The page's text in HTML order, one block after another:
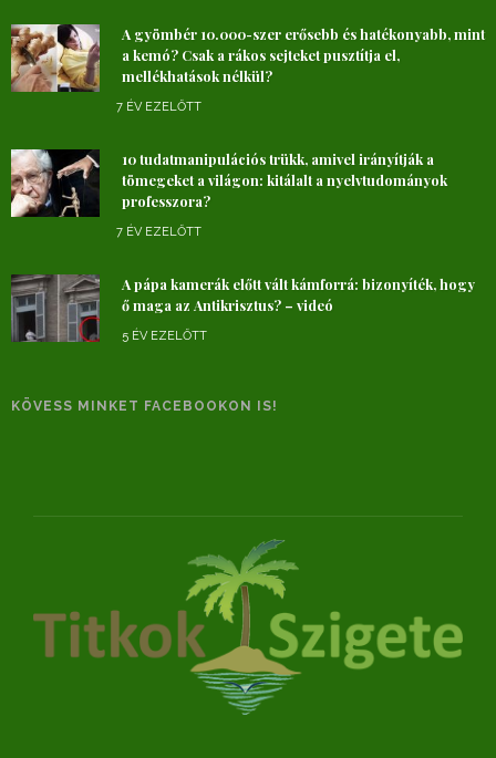
A gyömbér 10.000-szer erősebb és hatékonyabb, mint
a kemó? Csak a rákos sejteket pusztítja el,
mellékhatások nélkül?
7 ÉV EZELŐTT
10 tudatmanipulációs trükk, amivel irányítják a
tömegeket a világon: kitálalt a nyelvtudományok
professzora?
7 ÉV EZELŐTT
A pápa kamerák előtt vált kámforrá: bizonyíték, hogy
ő maga az Antikrisztus? – videó
5 ÉV EZELŐTT
KÖVESS MINKET FACEBOOKON IS!